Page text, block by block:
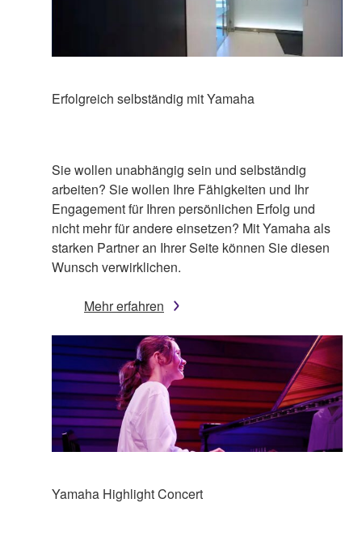
Erfolgreich selbständig mit Yamaha
Sie wollen unabhängig sein und selbständig
arbeiten? Sie wollen Ihre Fähigkeiten und Ihr
Engagement für Ihren persönlichen Erfolg und
nicht mehr für andere einsetzen? Mit Yamaha als
starken Partner an Ihrer Seite können Sie diesen
Wunsch verwirklichen.
Mehr erfahren
Yamaha Highlight Concert